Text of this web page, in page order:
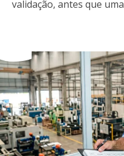
validação, antes que uma